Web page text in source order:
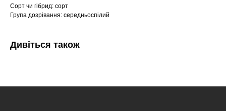
Сорт чи гібрид: сорт
Група дозрівання: середньоспілий
Дивіться також